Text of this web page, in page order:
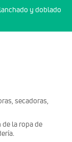
y doblado
secadoras,
la ropa de